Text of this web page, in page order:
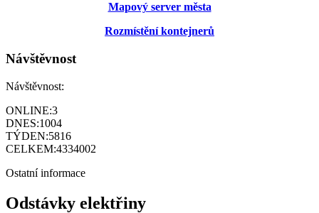
Mapový server města
Rozmístění kontejnerů
Návštěvnost
Návštěvnost:
ONLINE:3
DNES:1004
TÝDEN:5816
CELKEM:4334002
Ostatní informace
Odstávky elektřiny